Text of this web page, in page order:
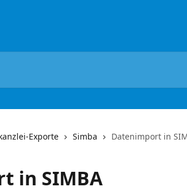
Exporte Simba Datenimport in
in SIMBA